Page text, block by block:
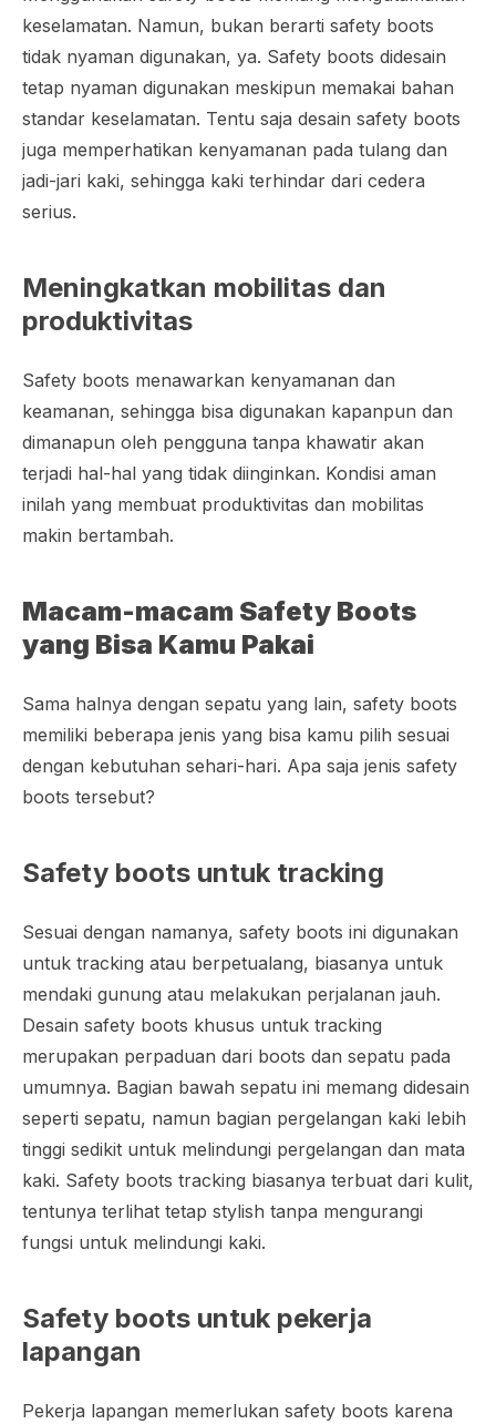
keselamatan. Namun, bukan berarti safety boots
tidak nyaman digunakan, ya. Safety boots didesain
tetap nyaman digunakan meskipun memakai bahan
standar keselamatan. Tentu saja desain safety boots
juga memperhatikan kenyamanan pada tulang dan
jadi-jari kaki, sehingga kaki terhindar dari cedera
serius.
Meningkatkan mobilitas dan
produktivitas
Safety boots menawarkan kenyamanan dan
keamanan, sehingga bisa digunakan kapanpun dan
dimanapun oleh pengguna tanpa khawatir akan
terjadi hal-hal yang tidak diinginkan. Kondisi aman
inilah yang membuat produktivitas dan mobilitas
makin bertambah.
Macam-macam Safety Boots
yang Bisa Kamu Pakai
Sama halnya dengan sepatu yang lain, safety boots
memiliki beberapa jenis yang bisa kamu pilih sesuai
dengan kebutuhan sehari-hari. Apa saja jenis safety
boots tersebut?
Safety boots untuk tracking
Sesuai dengan namanya, safety boots ini digunakan
untuk tracking atau berpetualang, biasanya untuk
mendaki gunung atau melakukan perjalanan jauh.
Desain safety boots khusus untuk tracking
merupakan perpaduan dari boots dan sepatu pada
umumnya. Bagian bawah sepatu ini memang didesain
seperti sepatu, namun bagian pergelangan kaki lebih
tinggi sedikit untuk melindungi pergelangan dan mata
kaki. Safety boots tracking biasanya terbuat dari kulit,
tentunya terlihat tetap stylish tanpa mengurangi
fungsi untuk melindungi kaki.
Safety boots untuk pekerja
lapangan
Pekerja lapangan memerlukan safety boots karena